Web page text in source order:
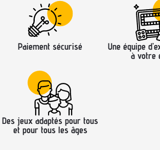
Paiement sécurisé
Une équipe
à votre
Des jeux adaptés pour tous
et pour tous les âges